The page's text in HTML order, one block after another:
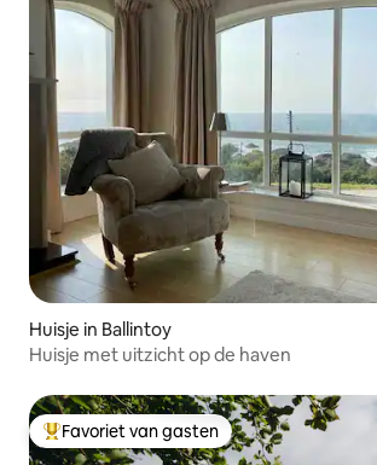
Huisje in Ballintoy
Huisje met uitzicht op de haven
Topfavoriet van gasten
Favoriet van gasten